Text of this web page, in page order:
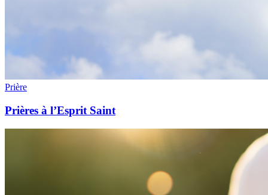
Prière
Prières à l’Esprit Saint